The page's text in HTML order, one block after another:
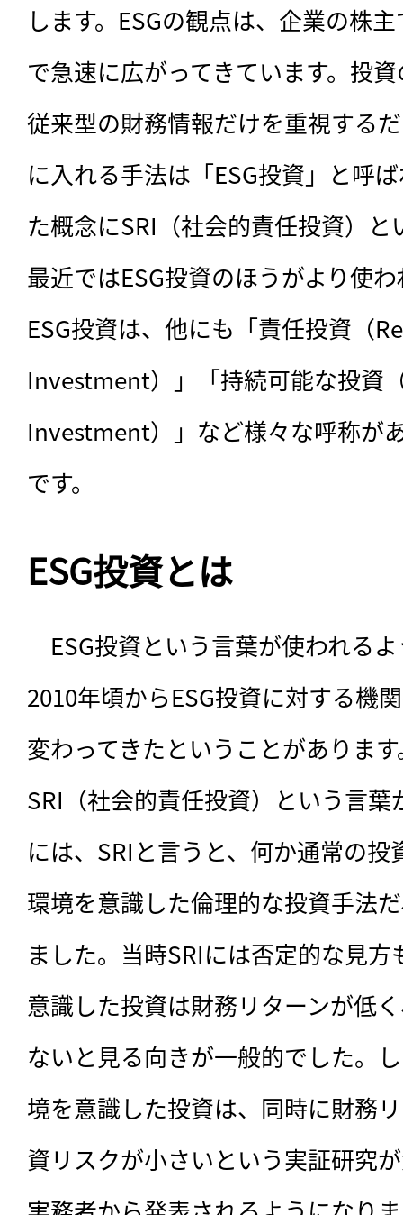
します。ESGの観点は、企業の株
で急速に広がってきています。投
従来型の財務情報だけを重視する
に入れる手法は「ESG投資」と呼
た概念にSRI（社会的責任投資）
最近ではESG投資のほうがより使
ESG投資は、他にも「責任投資（
Investment）」「持続可能な投資
Investment）」など様々な呼称が
です。
ESG投資とは
ESG投資という言葉が使われる
2010年頃からESG投資に対する機
変わってきたということがありま
SRI（社会的責任投資）という言
には、SRIと言うと、何か通常の
環境を意識した倫理的な投資手法
ました。当時SRIには否定的な見
意識した投資は財務リターンが低
ないと見る向きが一般的でした。
境を意識した投資は、同時に財務
資リスクが小さいという実証研究